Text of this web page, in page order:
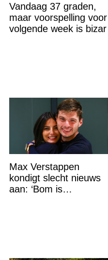
Vandaag 37 graden,
maar voorspelling voor
volgende week is bizar
Max Verstappen
kondigt slecht nieuws
aan: ‘Bom is